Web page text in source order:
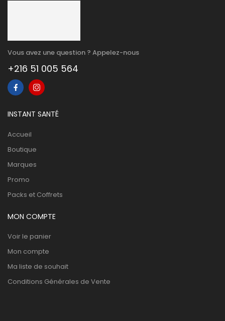
Vous avez une question ? Appelez-nous
+216 51 005 564
INSTANT SANTÉ
Accueil
Boutique
Marques
Promo
Packs et Coffrets
MON COMPTE
Voir le panier
Mon compte
Ma liste de souhait
Conditions Générales de Vente